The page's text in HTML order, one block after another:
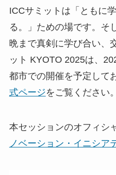
ICCサミットは「ともに
る。」ための場です。そ
晩まで真剣に学び合い、
ット KYOTO 2025は、
都市での開催を予定して
式ページをご覧ください。
本セッションのオフィシ
ノベーション・イニシア